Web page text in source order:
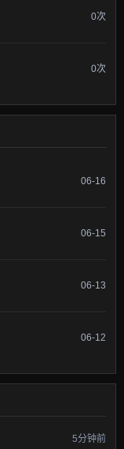
0次
0次
06-16
06-15
06-13
06-12
5分钟前